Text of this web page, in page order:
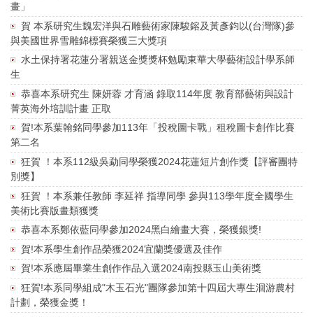
畫」
賀 本系研究生魏宏洋與石雕藝術家陳駿鎔及黃彥鈞以(台灣隊)參
與美國世界雪雕錦標賽榮獲三大獎項
水土保持署花蓮分署親送金獎獎杯勉勵東華大學藝術設計學系師
生
恭喜本系研究生 陳妍蓉 才育涵 錄取114年度 教育部藝術與設計
菁英海外培訓計畫 正取
賀!本系葉翰銘同學參加113年「投稅圖卡戰」租稅圖卡創作比賽
第二名
狂賀 ！本系112級吳勐同學榮獲2024花蓮短片創作獎【評審團特
別獎】
狂賀 ！本系兼任教師 李延祥 指導同學 參與113學年度全國學生
美術比賽版畫類獲獎
恭喜本系鄭依藍同學參加2024黑白繪畫大賽，榮獲銀獎!
賀!本系學生創作品榮獲2024宜蘭獎優選及佳作
賀!本系應屆畢業生創作作品入選2024南投縣玉山美術獎
狂賀!本系同學組成"木玉石光"團隊參加第十四屆大專生洄游農村
計劃，榮獲金獎！